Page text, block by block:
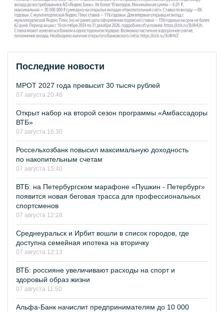
Последние новости
МРОТ 2027 года превысит 30 тысяч рублей
07 августа 20:46
Открыт набор на второй сезон программы «Амбассадоры
ВТБ»
07 августа 16:30
Россельхозбанк повысил максимальную доходность
по накопительным счетам
07 августа 15:40
ВТБ: на Петербургском марафоне «Пушкин - Петербург»
появится новая беговая трасса для профессиональных
спортсменов
07 августа 12:28
Среднеуральск и Ирбит вошли в список городов, где
доступна семейная ипотека на вторичку
07 августа 12:13
ВТБ: россияне увеличивают расходы на спорт и
здоровый образ жизни
07 августа 11:50
Альфа-Банк начислит предпринимателям до 10 000